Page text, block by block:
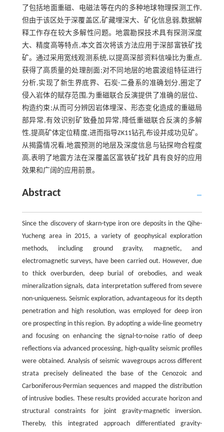
了包括地面重磁、电磁法等在内的多种地球物理探测工作,
但由于该区处于深覆盖区,矿藏埋深大、矿化信息弱,数据解
释工作存在较大多解性问题。地震勘探技术具有探测深度
大、精度高等特点,本文首次将该方法应用于深部富铁矿找
矿。通过采用宽线观测系统,以提高深部资料信噪比为重点,
获得了高质量的处理剖面;对不同地层的地震波组特征进行
分析,实现了新生界底界、石炭-二叠系的准确划分,圈定了
侵入岩体的赋存范围,为重磁联合反演提供了准确的层位、
构造约束;从而可分辨因岩体埋深、形态变化造成的重磁局
部异常,有效识别矿致叠加异常,降低重磁联合反演的多解
性,提高矿体定位精度,进而指导ZK11钻孔布设并成功见矿。
从揭露情况看,地震预测的地层及深度信息与钻探吻合程度
高,表明了地震方法在深覆盖区富铁矿找矿具有良好的应用
效果和广阔的应用前景。
Abstract
Since the discovery of skarn-type iron ore deposits in the Qihe-
Yucheng area in 2015, a variety of geophysical exploration
methods, including ground gravity, magnetic, and
electromagnetic surveys, have been carried out. However, due
to thick overburden, deep burial of orebodies, and weak
mineralization signals, data interpretation suffered from severe
non-uniqueness. Seismic exploration, advantageous for its depth
penetration and high resolution, was employed for deep iron
ore prospecting in this region. By adopting a wide-line geometry
and focusing on enhancing the signal-to-noise ratio of deep
reflections via advanced processing, high-quality seismic profiles
were obtained. Analysis of seismic wavegroups across different
strata precisely delineated the base of the Cenozoic and
Carboniferous-Permian sequences and mapped the distribution
of intrusive bodies. These results provided accurate horizon and
structural constraints for joint gravity-magnetic inversion.
Thereby, this integrated approach differentiated gravity-